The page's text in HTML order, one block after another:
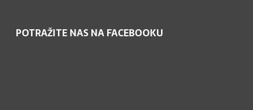
POTRAŽITE NAS NA FACEBOOKU